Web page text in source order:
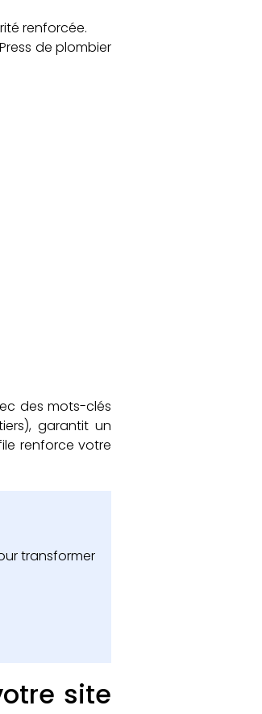
renforcée.
de plombier
des mots-clés
garantit un
renforce votre
transformer
site